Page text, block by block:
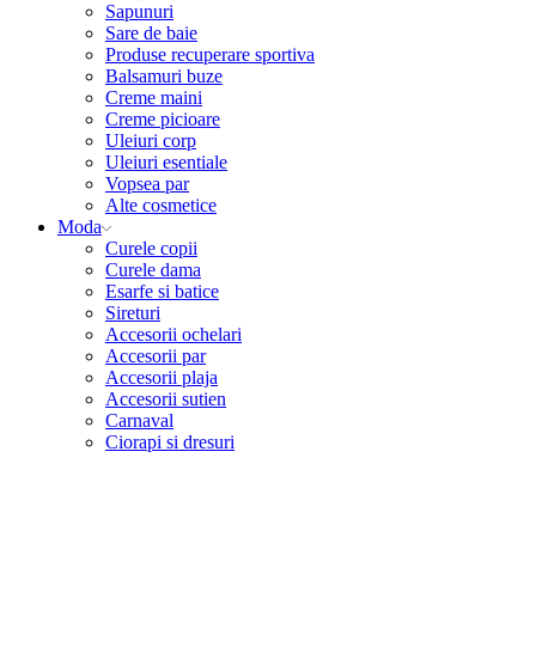
Sapunuri
Sare de baie
Produse recuperare sportiva
Balsamuri buze
Creme maini
Creme picioare
Uleiuri corp
Uleiuri esentiale
Vopsea par
Alte cosmetice
Moda
Curele copii
Curele dama
Esarfe si batice
Sireturi
Accesorii ochelari
Accesorii par
Accesorii plaja
Accesorii sutien
Carnaval
Ciorapi si dresuri